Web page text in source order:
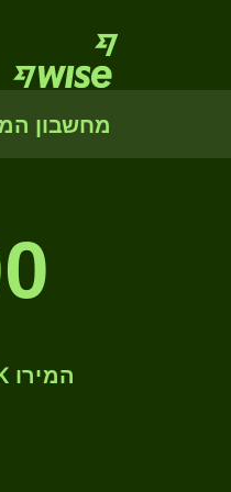
מחשבון